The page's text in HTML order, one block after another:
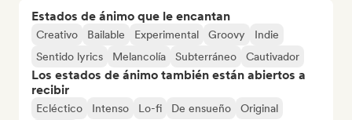
Estados de ánimo que le encantan
Creativo Bailable Experimental Groovy
Indie
Sentido lyrics
Melancolía Subterráneo Cautivador
Los estados de ánimo también están abiertos a
recibir
Ecléctico Intenso Lo-fi De ensueño
Original